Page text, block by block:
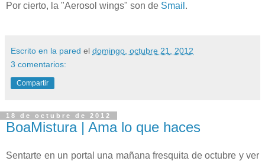
Por cierto, la "Aerosol wings" son de Smail .
Escrito en la pared el domingo, octubre 21, 2012
3 comentarios:
Compartir
18 de octubre de 2012
BoaMistura | Ama lo que haces
Sentarte en un portal una mañana fresquita de octubre y ver